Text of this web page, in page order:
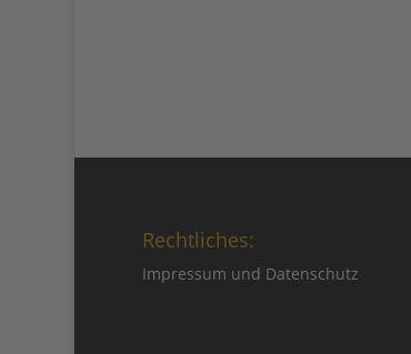
Rechtliches:
Impressum und Datenschutz